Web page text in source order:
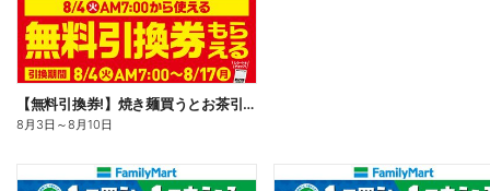
【無料引換券!】焼き麺買うとお茶引換券貰える!
8月3日 ～8月10日